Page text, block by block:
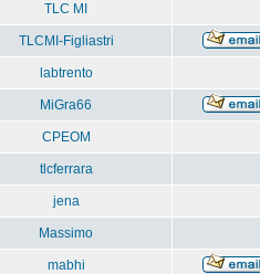
TLC MI
TLCMI-Figliastri
labtrento
MiGra66
CPEOM
tlcferrara
jena
Massimo
mabhi